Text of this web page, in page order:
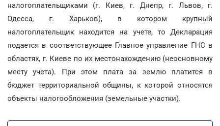
налогоплательщиками (г. Киев, г. Днепр, г. Львов, г.
Одесса, г. Харьков), в котором крупный
налогоплательщик находится на учете, то Декларация
подается в соответствующее Главное управление ГНС в
областях, г. Киеве по их местонахождению (неосновному
месту учета). При этом плата за землю платится в
бюджет территориальной общины, к которой относятся
объекты налогообложения (земельные участки).